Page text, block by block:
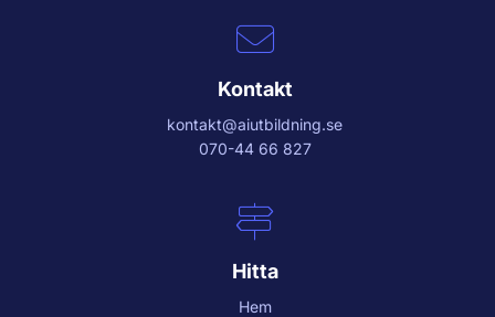
Kontakt
kontakt@aiutbildning.se
070-44 66 827
Hitta
Hem